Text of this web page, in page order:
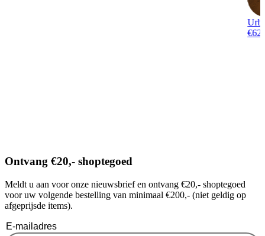
€
Ontvang €20,- shoptegoed
Meldt u aan voor onze nieuwsbrief en ontvang €20,- shoptegoed
voor uw volgende bestelling van minimaal €200,- (niet geldig op
afgeprijsde items).